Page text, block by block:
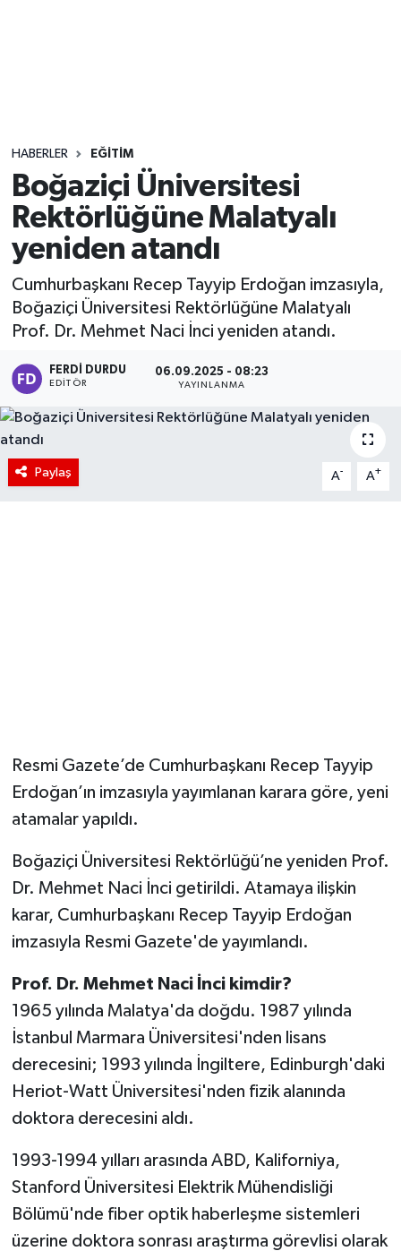
HABERLER EĞITIM
Boğaziçi Üniversitesi
Rektörlüğüne Malatyalı
yeniden atandı
Cumhurbaşkanı Recep Tayyip Erdoğan imzasıyla,
Boğaziçi Üniversitesi Rektörlüğüne Malatyalı
Prof. Dr. Mehmet Naci İnci yeniden atandı.
FERDI DURDU
EDITÖR
06.09.2025 - 08:23
YAYINLANMA
Paylaş A- A+
Resmi Gazete’de Cumhurbaşkanı Recep Tayyip
Erdoğan’ın imzasıyla yayımlanan karara göre, yeni
atamalar yapıldı.
Boğaziçi Üniversitesi Rektörlüğü’ne yeniden Prof.
Dr. Mehmet Naci İnci getirildi. Atamaya ilişkin
karar, Cumhurbaşkanı Recep Tayyip Erdoğan
imzasıyla Resmi Gazete'de yayımlandı.
Prof. Dr. Mehmet Naci İnci kimdir?
1965 yılında Malatya'da doğdu. 1987 yılında
İstanbul Marmara Üniversitesi'nden lisans
derecesini; 1993 yılında İngiltere, Edinburgh'daki
Heriot-Watt Üniversitesi'nden fizik alanında
doktora derecesini aldı.
1993-1994 yılları arasında ABD, Kaliforniya,
Stanford Üniversitesi Elektrik Mühendisliği
Bölümü'nde fiber optik haberleşme sistemleri
üzerine doktora sonrası araştırma görevlisi olarak
Yaşam